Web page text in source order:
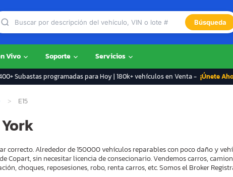
Búsqueda
Vivo Soporte Servicios
Subastas programadas para Hoy | 180k+ vehículos en Venta - ¡Únete
E15
correcto. Alrededor de 150000 vehículos reparables con poco daño y
Copart, sin necesitar licencia de consecionario. Vendemos carros,
choques, reposesiones, robo, renta carros, etc. Somos el Broker